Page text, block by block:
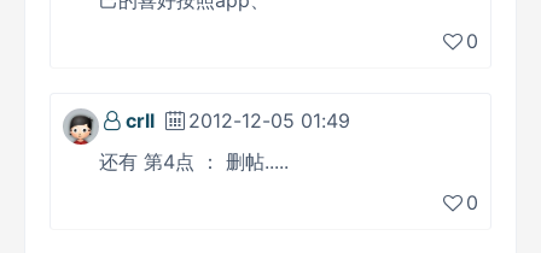
0
crll
2012-12-05 01:49
还有 第4点 ： 删帖.....
0